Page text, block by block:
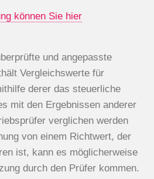
können Sie hier
und angepasste
Vergleichswerte für
derer das steuerliche
mit den Ergebnissen anderer
verglichen werden
von einem Richtwert, der
ist, kann es möglicherweise
durch den Prüfer kommen.